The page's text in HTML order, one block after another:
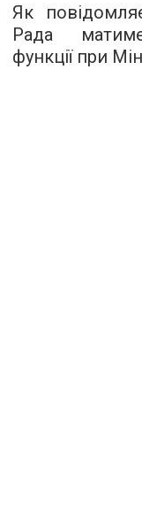
Як
Рада матиме
функції при